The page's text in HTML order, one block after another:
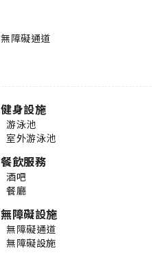
無障礙通道
健身設施
游泳池
室外游泳池
餐飲服務
酒吧
餐廳
無障礙設施
無障礙通道
無障礙設施